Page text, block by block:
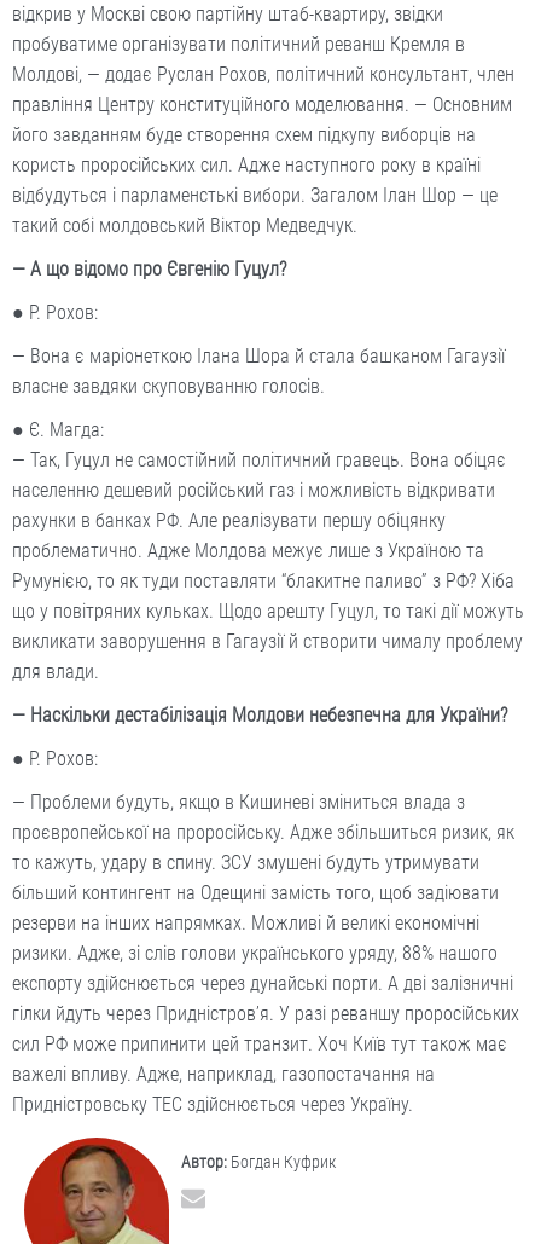
відкрив у Москві свою партійну штаб-квартиру, звідки
пробуватиме організувати політичний реванш Кремля в
Молдові, — додає Руслан Рохов, політичний консультант, член
правління Центру конституційного моделювання. — Основним
його завданням буде створення схем підкупу виборців на
користь проросійських сил. Адже наступного року в країні
відбудуться і парламенстькі вибори. Загалом Ілан Шор — це
такий собі молдовський Віктор Медведчук.
— А що відомо про Євгенію Гуцул?
● Р. Рохов:
— Вона є маріонеткою Ілана Шора й стала башканом Гагаузії
власне завдяки скуповуванню голосів.
● Є. Магда:
— Так, Гуцул не самостійний політичний гравець. Вона обіцяє
населенню дешевий російський газ і можливість відкривати
рахунки в банках РФ. Але реалізувати першу обіцянку
проблематично. Адже Молдова межує лише з Україною та
Румунією, то як туди поставляти “блакитне паливо” з РФ? Хіба
що у повітряних кульках. Щодо арешту Гуцул, то такі дії можуть
викликати заворушення в Гагаузії й створити чималу проблему
для влади.
— Наскільки дестабілізація Молдови небезпечна для України?
● Р. Рохов:
— Проблеми будуть, якщо в Кишиневі зміниться влада з
проєвропейської на проросійську. Адже збільшиться ризик, як
то кажуть, удару в спину. ЗСУ змушені будуть утримувати
більший контингент на Одещині замість того, щоб задіювати
резерви на інших напрямках. Можливі й великі економічні
ризики. Адже, зі слів голови українського уряду, 88% нашого
експорту здійснюється через дунайські порти. А дві залізничні
гілки йдуть через Придністров’я. У разі реваншу проросійських
сил РФ може припинити цей транзит. Хоч Київ тут також має
важелі впливу. Адже, наприклад, газопостачання на
Придністровську ТЕС здійснюється через Україну.
Автор: Богдан Куфрик